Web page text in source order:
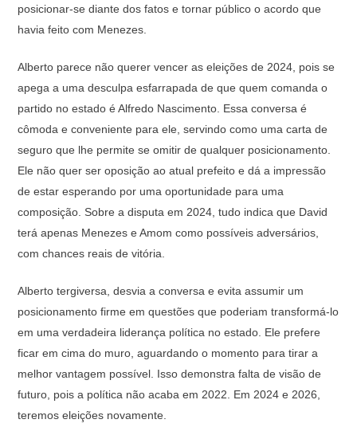
posicionar-se diante dos fatos e tornar público o acordo que
havia feito com Menezes.
Alberto parece não querer vencer as eleições de 2024, pois se
apega a uma desculpa esfarrapada de que quem comanda o
partido no estado é Alfredo Nascimento. Essa conversa é
cômoda e conveniente para ele, servindo como uma carta de
seguro que lhe permite se omitir de qualquer posicionamento.
Ele não quer ser oposição ao atual prefeito e dá a impressão
de estar esperando por uma oportunidade para uma
composição. Sobre a disputa em 2024, tudo indica que David
terá apenas Menezes e Amom como possíveis adversários,
com chances reais de vitória.
Alberto tergiversa, desvia a conversa e evita assumir um
posicionamento firme em questões que poderiam transformá-lo
em uma verdadeira liderança política no estado. Ele prefere
ficar em cima do muro, aguardando o momento para tirar a
melhor vantagem possível. Isso demonstra falta de visão de
futuro, pois a política não acaba em 2022. Em 2024 e 2026,
teremos eleições novamente.